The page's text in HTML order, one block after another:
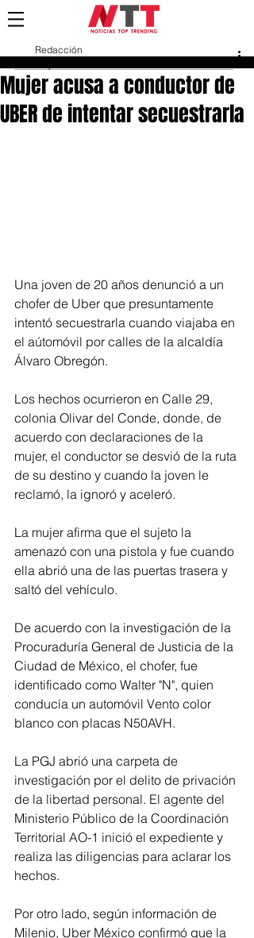
Mujer acusa a conductor de
UBER de intentar secuestrarla
Redacción
Una joven de 20 años denunció a un
chofer de Uber que presuntamente
intentó secuestrarla cuando viajaba en
el aútomóvil por calles de la alcaldía
Álvaro Obregón.
Los hechos ocurrieron en Calle 29,
colonia Olivar del Conde, donde, de
acuerdo con declaraciones de la
mujer, el conductor se desvió de la ruta
de su destino y cuando la joven le
reclamó, la ignoró y aceleró.
La mujer afirma que el sujeto la
amenazó con una pistola y fue cuando
ella abrió una de las puertas trasera y
saltó del vehículo.
De acuerdo con la investigación de la
Procuraduría General de Justicia de la
Ciudad de México, el chofer, fue
identificado como Walter "N", quien
conducía un automóvil Vento color
blanco con placas N50AVH.
La PGJ abrió una carpeta de
investigación por el delito de privación
de la libertad personal. El agente del
Ministerio Público de la Coordinación
Territorial AO-1 inició el expediente y
realiza las diligencias para aclarar los
hechos.
Por otro lado, según información de
Milenio, Uber México confirmó que la